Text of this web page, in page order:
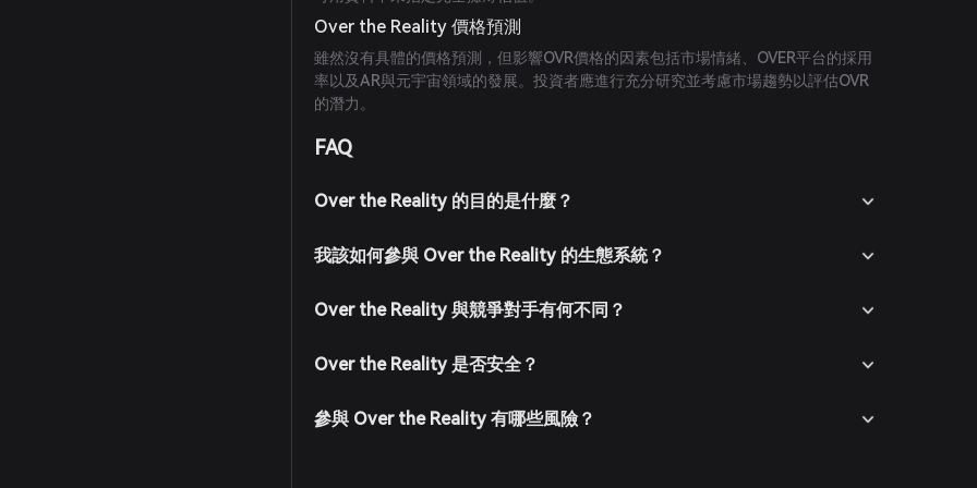
Over the Reality 價格預測
雖然沒有具體的價格預測，但影響OVR價格的因素包括市場情緒、OVER平台的採用
率以及AR與元宇宙領域的發展。投資者應進行充分研究並考慮市場趨勢以評估OVR
的潛力。
FAQ
Over the Reality 的目的是什麼？
我該如何參與 Over the Reality 的生態系統？
Over the Reality 與競爭對手有何不同？
Over the Reality 是否安全？
參與 Over the Reality 有哪些風險？